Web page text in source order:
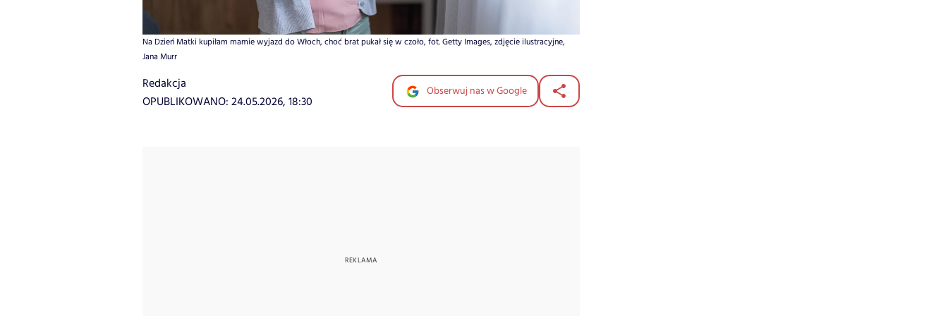
Na Dzień Matki kupiłam mamie wyjazd do Włoch, choć brat pukał się w czoło, fot. Getty Images, zdjęcie ilustracyjne,
Jana Murr
Redakcja
OPUBLIKOWANO: 24.05.2026, 18:30
Obserwuj nas w Google